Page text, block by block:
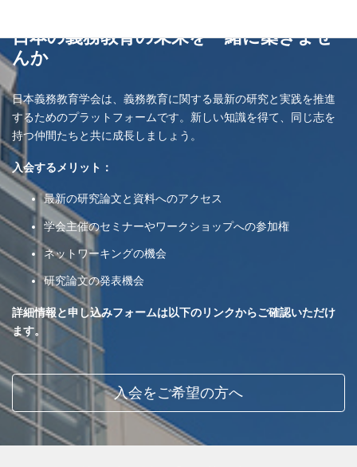
日本の義務教育の未来を一緒に築きませ
んか
日本義務教育学会は、義務教育に関する最新の研究と実践を推進
するためのプラットフォームです。新しい知識を得て、同じ志を
持つ仲間たちと共に成長しましょう。
入会するメリット：
最新の研究論文と資料へのアクセス
学会主催のセミナーやワークショップへの参加権
ネットワーキングの機会
研究論文の発表機会
詳細情報と申し込みフォームは以下のリンクからご確認いただけ
ます。
入会をご希望の方へ